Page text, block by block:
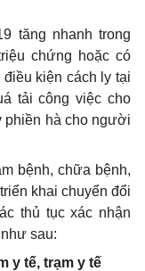
tăng nhanh trong
chứng hoặc có
kiện cách ly tại
tải công việc cho
phiền hà cho người
bệnh, chữa bệnh,
khai chuyển đổi
thủ tục xác nhận
sau:
y tế, trạm y tế